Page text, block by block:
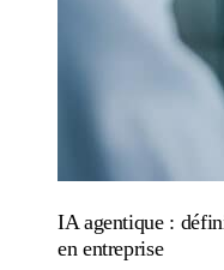
IA agentique :
en entreprise